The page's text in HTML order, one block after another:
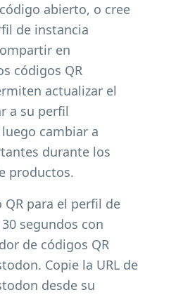
abierto, o cree
de instancia
en
códigos QR
actualizar el
a su perfil
cambiar a
durante los
productos.
QR para el perfil de
segundos con
de códigos QR
Copie la URL de
desde su